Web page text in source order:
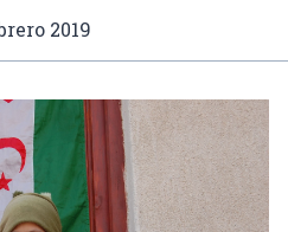
2019